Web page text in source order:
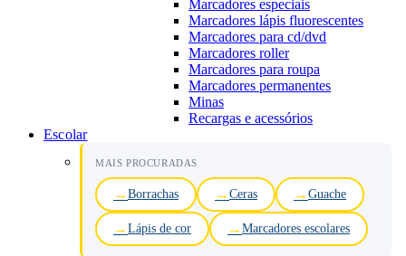
Marcadores especiais
Marcadores lápis fluorescentes
Marcadores para cd/dvd
Marcadores roller
Marcadores para roupa
Marcadores permanentes
Minas
Recargas e acessórios
Escolar
MAIS PROCURADAS
Borrachas Ceras Guache
Lápis de cor Marcadores escolares